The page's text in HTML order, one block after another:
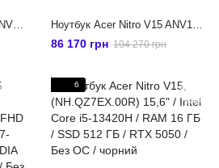
Ноутбук ACER Nitro V15 ANV15-42-R9KW (NH.U32EX.003), AMD Ryzen 7 7445HS / 15.6″ / RAM 16 ГБ / SSD 512 ГБ / GeForce RTX 3050 6GB / Free Dos / Obsidian Black Ноутбук Acer Nitro V15 ANV15-52 (NH.QZ7EX.00Z), Intel Core 5 210H / 15.6″ / RAM 16 ГБ / SSD 512 ГБ / GeForce RTX 5050 8GB / Без ОС / Obsidian Black
86 170 грн 104 270 грн
6